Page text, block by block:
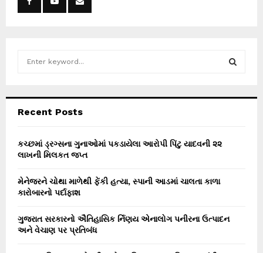
h
o
r
Recent Posts
કચ્છમાં ડ્રગ્સના ગુનાઓમાં પકડાયેલા આરોપી પિંટુ યાદવની ૨૨
લાખની મિલકત જપ્ત
મેનેજરને ચોથા માળેથી ફેંકી હત્યા, સ્પાની આડમાં ચાલતા કાળા
કારોબારનો પર્દાફાશ
ગુજરાત સરકારનો ઐતિહાસિક ર્નિણય એનાલોગ પનીરના ઉત્પાદન
અને વેચાણ પર પ્રતિબંધ